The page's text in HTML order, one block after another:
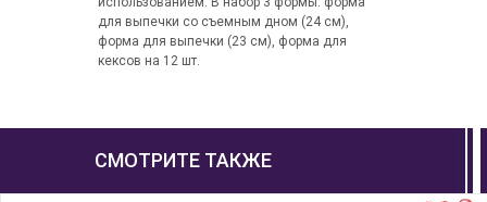
для выпечки со съемным дном (24 см),
форма для выпечки (23 см), форма для
кексов на 12 шт.
СМОТРИТЕ ТАКЖЕ